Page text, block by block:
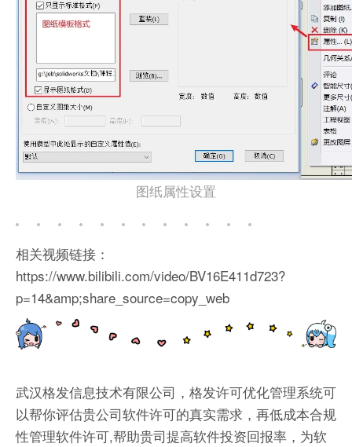
图纸属性设置
相关视频链接：
https://www.bilibili.com/video/BV16E411d723?
p=14&amp;share_source=copy_web
武汉格发信息技术有限公司，格发许可优化管理系统可
以帮你评估贵公司软件许可的真实需求，再低成本合规
性管理软件许可,帮助贵司提高软件投资回报率，为软